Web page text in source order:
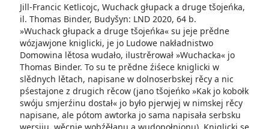
Jill-Francic Ketlicojc, Wuchack głupack a druge tšojeńka,
il. Thomas Binder, Budyšyn: LND 2020, 64 b.
»Wuchack głupack a druge tšojeńka« su jeje prědne
wózjawjone kniglicki, je jo Ludowe nakładnistwo
Domowina lětosa wudało, ilustrěrował »Wuchacka« jo
Thomas Binder. To su te prědne źiśece kniglicki w
slědnych lětach, napisane w dolnoserbskej rěcy a nic
pśestajone z drugich rěcow (jano tšojeńko »Kak jo kobołk
swóju smjerźinu dostał« jo było pjerwjej w nimskej rěcy
napisane, ale pótom awtorka jo sama napisała serbsku